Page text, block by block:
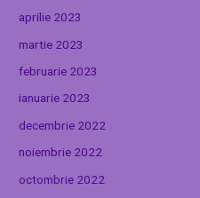
aprilie 2023
martie 2023
februarie 2023
ianuarie 2023
decembrie 2022
noiembrie 2022
octombrie 2022